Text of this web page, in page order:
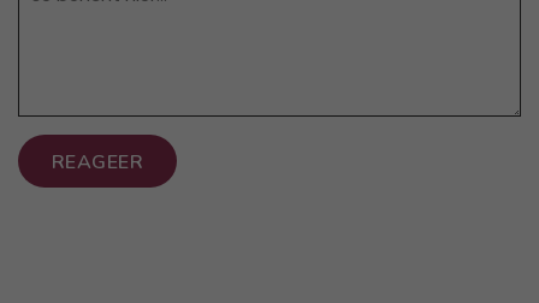
REAGEER